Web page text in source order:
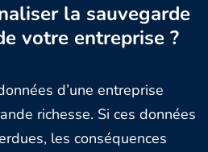
la sauvegarde
votre entreprise ?
d’une entreprise
richesse. Si ces données
les conséquences